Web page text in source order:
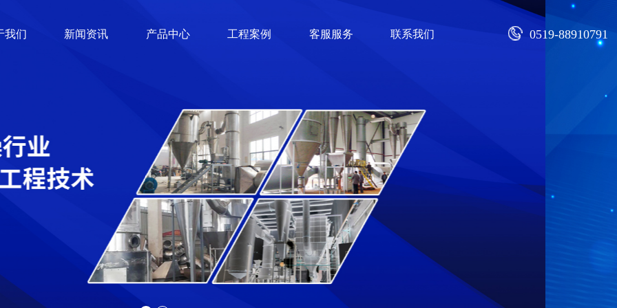
我们 新闻资讯 产品中心 工程案例 客服服务 联系我们 0519-88910791